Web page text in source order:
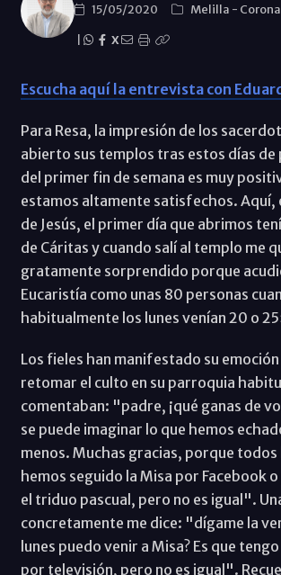
15/05/2020 Melilla -
X
Escucha aquí la entrevista con
Para Resa, la impresión de los
abierto sus templos tras estos días de
del primer fin de semana es muy
estamos altamente satisfechos. Aquí,
de Jesús, el primer día que abrimos
de Cáritas y cuando salí al templo me
gratamente sorprendido porque
Eucaristía como unas 80 personas
habitualmente los lunes venían 20 o
Los fieles han manifestado su
retomar el culto en su parroquia
comentaban: "padre, ¡qué ganas de
se puede imaginar lo que hemos
menos. Muchas gracias, porque
hemos seguido la Misa por Facebook
el triduo pascual, pero no es igual".
concretamente me dice: "dígame la
lunes puedo venir a Misa? Es que
por televisión, pero no es igual".